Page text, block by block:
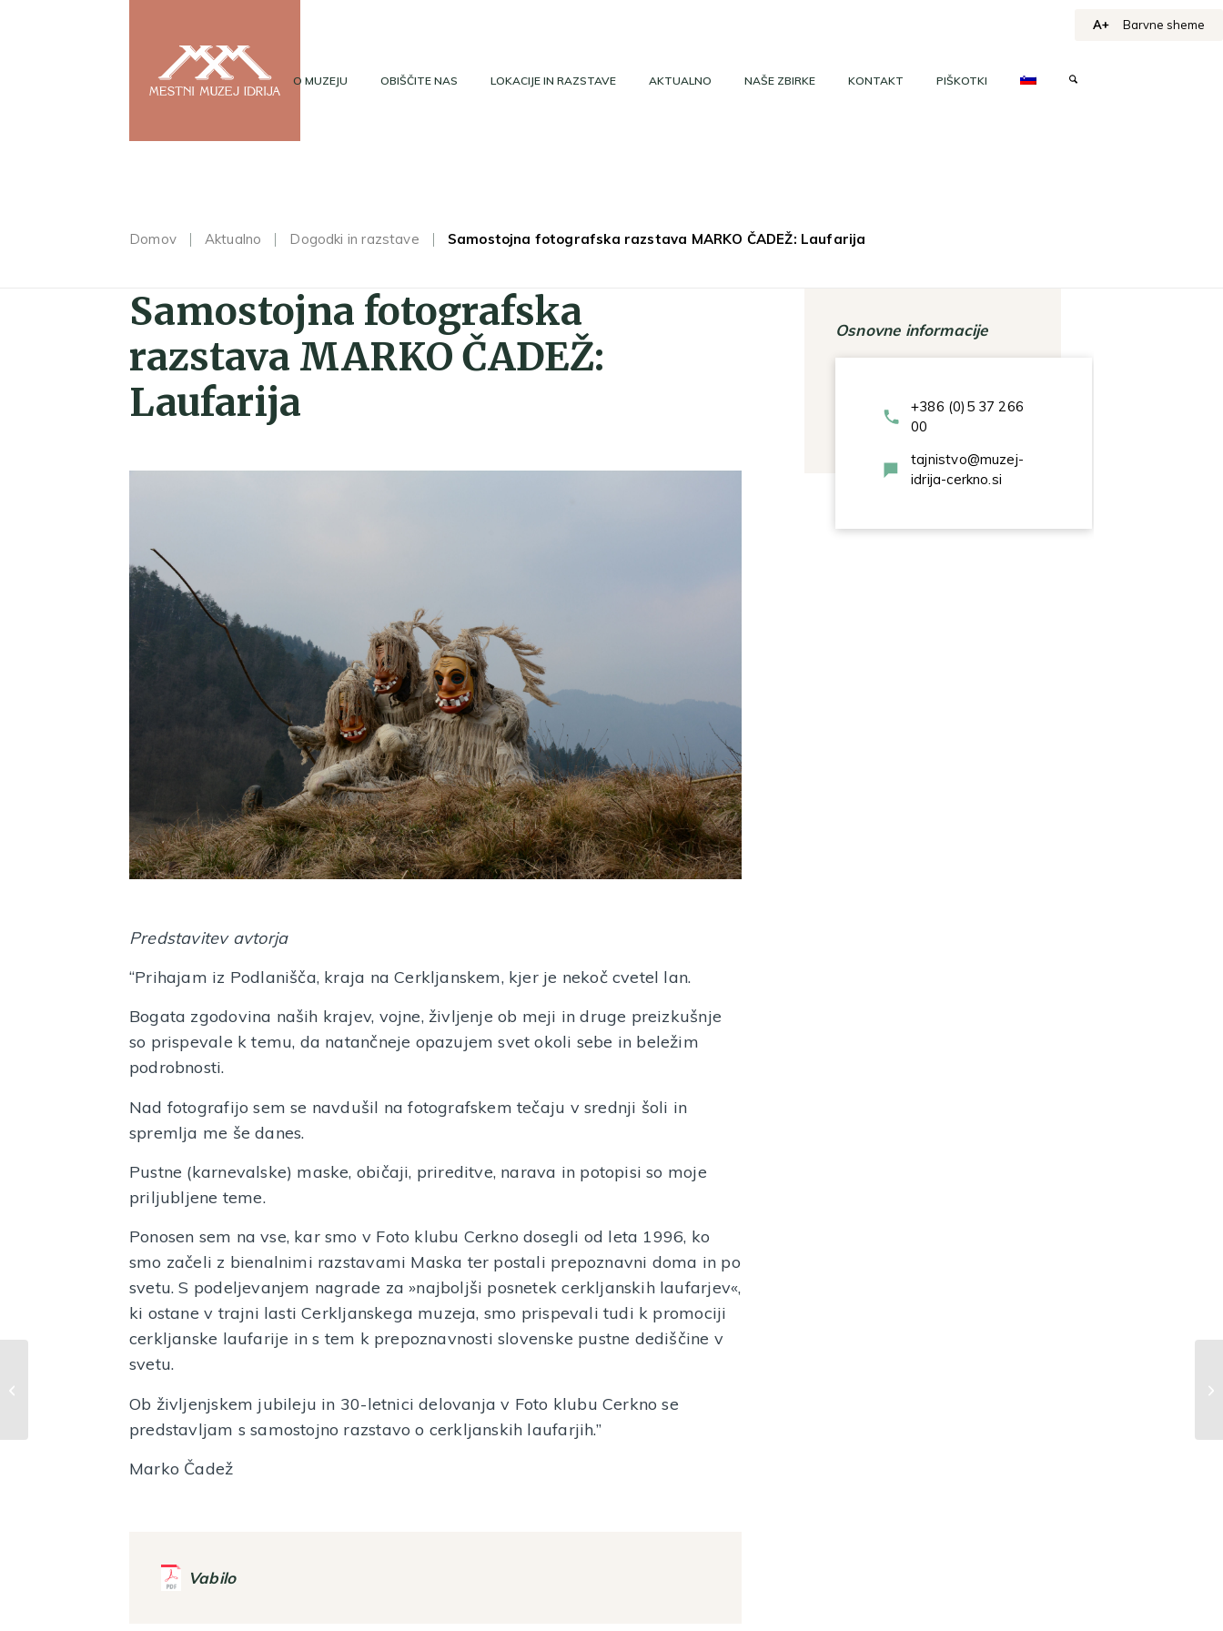
O MUZEJU OBIŠČITE NAS LOKACIJE IN RAZSTAVE AKTUALNO NAŠE ZBIRKE KONTAKT PIŠKOTKI
A+ Barvne sheme
Domov Aktualno Dogodki in razstave Samostojna fotografska razstava MARKO ČADEŽ: Laufarija
Samostojna fotografska
razstava MARKO ČADEŽ:
Laufarija
Predstavitev avtorja
“Prihajam iz Podlanišča, kraja na Cerkljanskem, kjer je nekoč cvetel lan.
Bogata zgodovina naših krajev, vojne, življenje ob meji in druge preizkušnje
so prispevale k temu, da natančneje opazujem svet okoli sebe in beležim
podrobnosti.
Nad fotografijo sem se navdušil na fotografskem tečaju v srednji šoli in
spremlja me še danes.
Pustne (karnevalske) maske, običaji, prireditve, narava in potopisi so moje
priljubljene teme.
Ponosen sem na vse, kar smo v Foto klubu Cerkno dosegli od leta 1996, ko
smo začeli z bienalnimi razstavami Maska ter postali prepoznavni doma in po
svetu. S podeljevanjem nagrade za »najboljši posnetek cerkljanskih laufarjev«,
ki ostane v trajni lasti Cerkljanskega muzeja, smo prispevali tudi k promociji
cerkljanske laufarije in s tem k prepoznavnosti slovenske pustne dediščine v
svetu.
Ob življenjskem jubileju in 30-letnici delovanja v Foto klubu Cerkno se
predstavljam s samostojno razstavo o cerkljanskih laufarjih.”
Marko Čadež
Vabilo
Osnovne informacije
+386 (0)5 37 266
00
tajnistvo@muzej-
idrija-cerkno.si